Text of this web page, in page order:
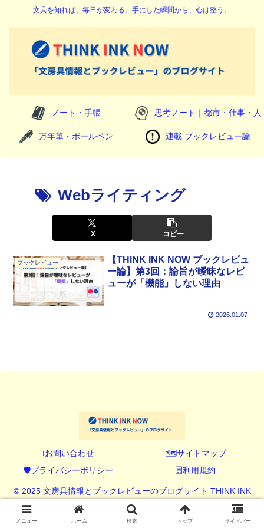
文具を知れば、毎日が変わる。手にした瞬間から、心は整う。
ノート・手帳 思考ノート｜都市・仕事・人
万年筆・ボールペン 連載 ブックレビュー論
Webライティング
X コピー
ブックレビュー
【THINK INK NOW ブックレビュ
ー論】第3回：論旨が曖昧なレビ
ューが「機能」しない理由
2026.01.07
ℹ️お問い合わせ
🗺️サイトマップ
🛡️プライバシーポリシー
🗒️利用規約
© 2025 文房具情報とブックレビューのブログサイト THINK INK
NOW (シンク インク ナウ).
メニュー ホーム 検索 トップ サイドバー